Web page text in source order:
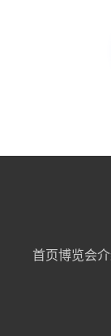
首页博览会